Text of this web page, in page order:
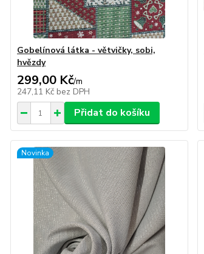
Gobelínová látka - větvičky, sobi,
hvězdy
299,00 Kč/m
247,11 Kč bez DPH
Přidat do košíku
Novinka